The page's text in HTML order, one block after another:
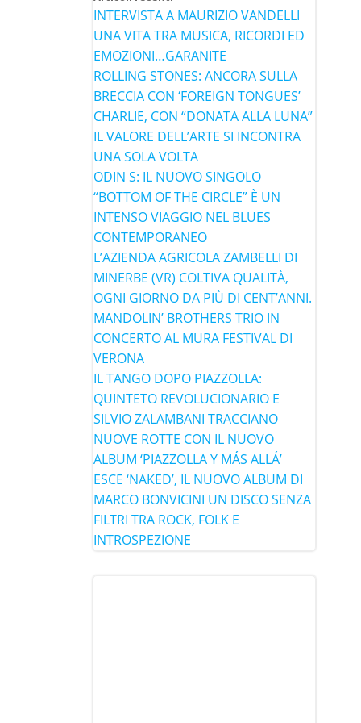
INTERVISTA A MAURIZIO VANDELLI
UNA VITA TRA MUSICA, RICORDI ED
EMOZIONI…GARANITE
ROLLING STONES: ANCORA SULLA
BRECCIA CON ‘FOREIGN TONGUES’
CHARLIE, CON “DONATA ALLA LUNA”
IL VALORE DELL’ARTE SI INCONTRA
UNA SOLA VOLTA
ODIN S: IL NUOVO SINGOLO
“BOTTOM OF THE CIRCLE” È UN
INTENSO VIAGGIO NEL BLUES
CONTEMPORANEO
L’AZIENDA AGRICOLA ZAMBELLI DI
MINERBE (VR) COLTIVA QUALITÀ,
OGNI GIORNO DA PIÙ DI CENT’ANNI.
MANDOLIN’ BROTHERS TRIO IN
CONCERTO AL MURA FESTIVAL DI
VERONA
IL TANGO DOPO PIAZZOLLA:
QUINTETO REVOLUCIONARIO E
SILVIO ZALAMBANI TRACCIANO
NUOVE ROTTE CON IL NUOVO
ALBUM ‘PIAZZOLLA Y MÁS ALLÁ’
ESCE ‘NAKED’, IL NUOVO ALBUM DI
MARCO BONVICINI UN DISCO SENZA
FILTRI TRA ROCK, FOLK E
INTROSPEZIONE